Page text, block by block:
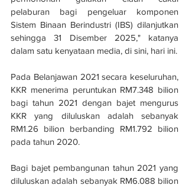
pelaburan bagi pengeluar komponen
Sistem Binaan Berindustri (IBS) dilanjutkan
sehingga 31 Disember 2025," katanya
dalam satu kenyataan media, di sini, hari ini.
Pada Belanjawan 2021 secara keseluruhan,
KKR menerima peruntukan RM7.348 bilion
bagi tahun 2021 dengan bajet mengurus
KKR yang diluluskan adalah sebanyak
RM1.26 bilion berbanding RM1.792 bilion
pada tahun 2020.
Bagi bajet pembangunan tahun 2021 yang
diluluskan adalah sebanyak RM6.088 bilion